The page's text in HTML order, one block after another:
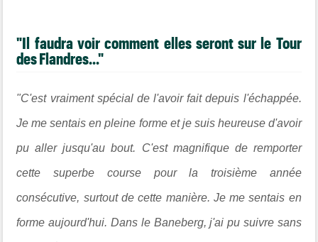
"Il faudra voir comment elles seront sur le Tour
des Flandres..."
"C'est vraiment spécial de l'avoir fait depuis l'échappée.
Je me sentais en pleine forme et je suis heureuse d'avoir
pu aller jusqu'au bout. C'est magnifique de remporter
cette superbe course pour la troisième année
consécutive, surtout de cette manière. Je me sentais en
forme aujourd'hui. Dans le Baneberg, j'ai pu suivre sans